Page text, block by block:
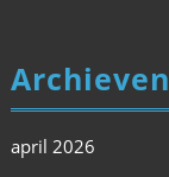
Archieven
april 2026